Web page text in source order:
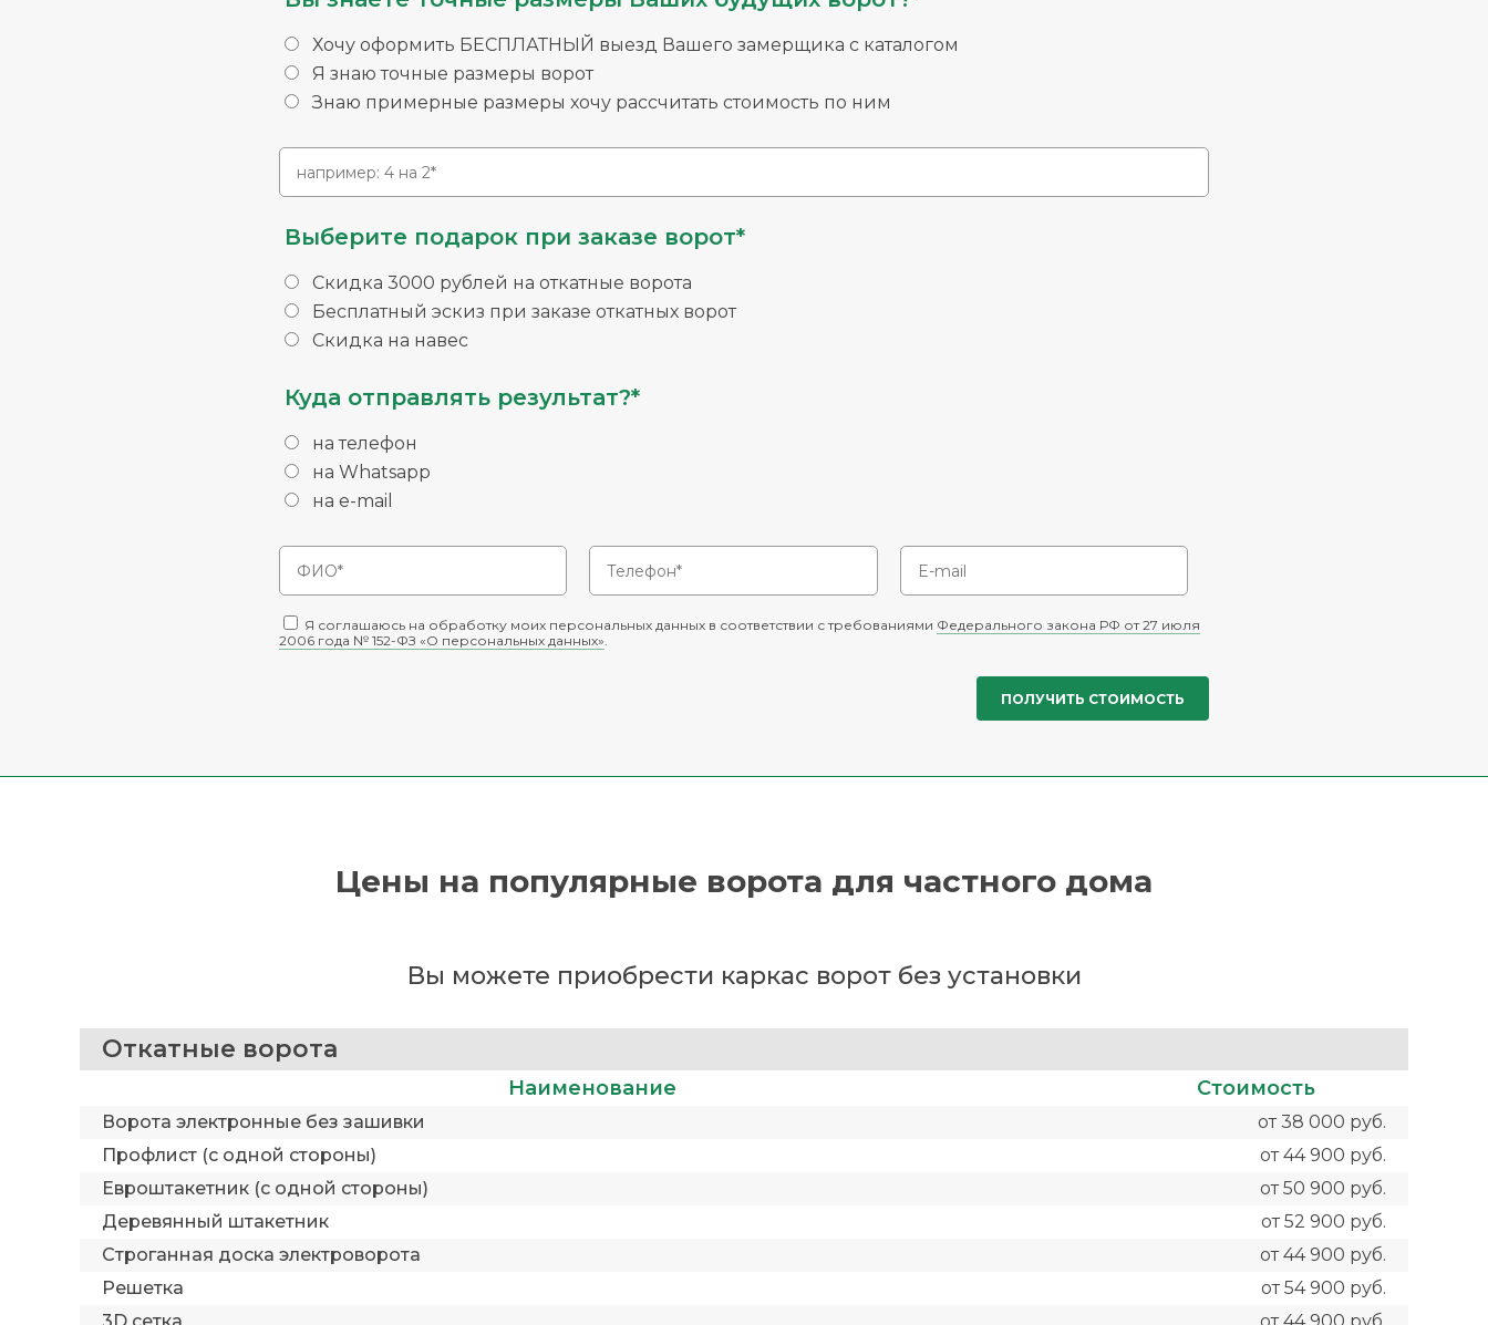
Хочу оформить БЕСПЛАТНЫЙ выезд Вашего замерщика с каталогом
Я знаю точные размеры ворот
Знаю примерные размеры хочу рассчитать стоимость по ним
Выберите подарок при заказе ворот*
Скидка 3000 рублей на откатные ворота
Бесплатный эскиз при заказе откатных ворот
Скидка на навес
Куда отправлять результат?*
на телефон
на Whatsapp
на e-mail
Я соглашаюсь на обработку моих персональных данных в соответствии с требованиями Федерального закона РФ от 27 июля
2006 года № 152-ФЗ «О персональных данных».
Цены на популярные ворота для частного дома
Вы можете приобрести каркас ворот без установки
Откатные ворота
Наименование Стоимость
Ворота электронные без зашивки
от 38 000 руб.
Профлист (с одной стороны)
от 44 900 руб.
Евроштакетник (с одной стороны)
от 50 900 руб.
Деревянный штакетник
от 52 900 руб.
Строганная доска электроворота
от 44 900 руб.
Решетка
от 54 900 руб.